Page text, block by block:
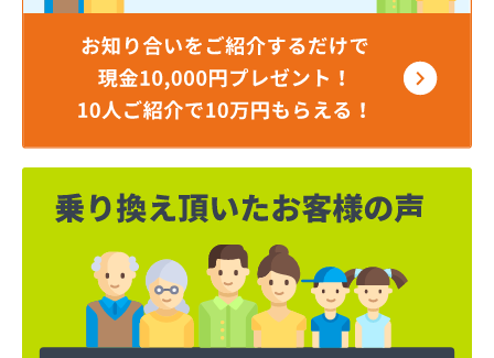
株式会社イイジマ
株式会社エコファースト
株式会社エス・ケーガス
株式会社エネサンスサービス
株式会社エルピオ 宇都宮営業所
株式会社オオイデ
株式会社ガスパル 宇都宮販売所
株式会社ガスパル 那須販売所
株式会社キクチ
株式会社クレックス 宇都宮営業所
株式会社クレックス 那須塩原営業所
株式会社グローバルエナジー
株式会社グローバルエナジー 石井支店